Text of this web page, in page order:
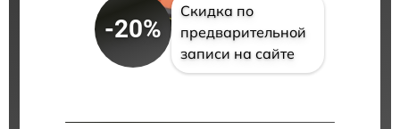
-20%
Скидка по
предварительной
записи на сайте